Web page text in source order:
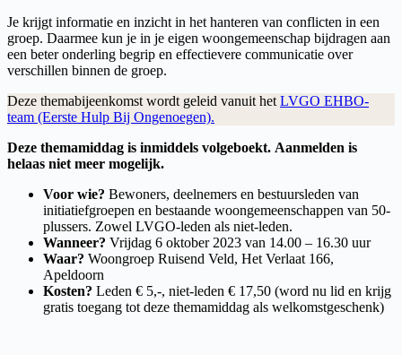
Je krijgt informatie en inzicht in het hanteren van conflicten in een
groep. Daarmee kun je in je eigen woongemeenschap bijdragen aan
een beter onderling begrip en effectievere communicatie over
verschillen binnen de groep.
Deze themabijeenkomst wordt geleid vanuit het LVGO EHBO-
team (Eerste Hulp Bij Ongenoegen).
Deze themamiddag is inmiddels volgeboekt. Aanmelden is
helaas niet meer mogelijk.
Voor wie? Bewoners, deelnemers en bestuursleden van
initiatiefgroepen en bestaande woongemeenschappen van 50-
plussers. Zowel LVGO-leden als niet-leden.
Wanneer? Vrijdag 6 oktober 2023 van 14.00 – 16.30 uur
Waar? Woongroep Ruisend Veld, Het Verlaat 166,
Apeldoorn
Kosten? Leden € 5,-, niet-leden € 17,50 (word nu lid en krijg
gratis toegang tot deze themamiddag als welkomstgeschenk)